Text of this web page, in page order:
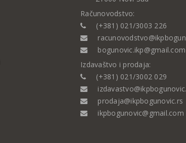
Računovodstvo:
(+381) 021/3003 226
bogunovic.ikp@gmail.com
Izdavaštvo i prodaja:
(+381) 021/3002 029
prodaja@ikpbogunovic.rs
ikpbogunovic@gmail.com